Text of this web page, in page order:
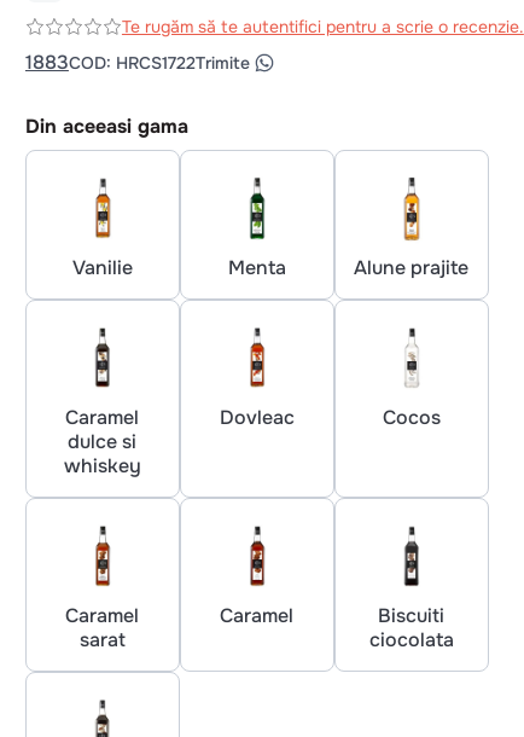
Te rugăm să te autentifici pentru a scrie o recenzie.
1883COD: HRCS1722Trimite
Din aceeasi gama
Vanilie Menta Alune prajite
Caramel
dulce si
whiskey
Dovleac Cocos
Caramel
sarat
Caramel
Biscuiti
ciocolata